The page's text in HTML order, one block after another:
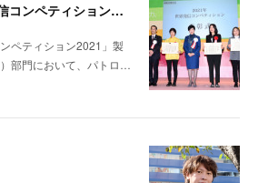
東京都主催の「世界発信コンペティションでPatrol Communityが製品・技術（ベンチャー技術）部門 特別賞を受賞
ペティション2021」製
部門において、パトロ…